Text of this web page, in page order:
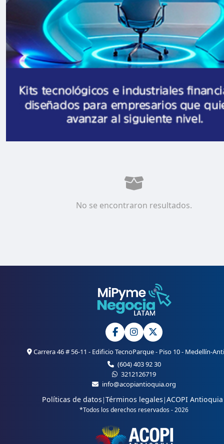
No se encontraron resultados.
Carrera 46 # 56-11 - Edificio TecnoParque - Piso 10 - Medellín-
(604) 403 92 30
3212126719
info@acopiantioquia.org
Políticas de datos|Términos legales|ACOPI Antioquia
*Todos los derechos reservados - 2026